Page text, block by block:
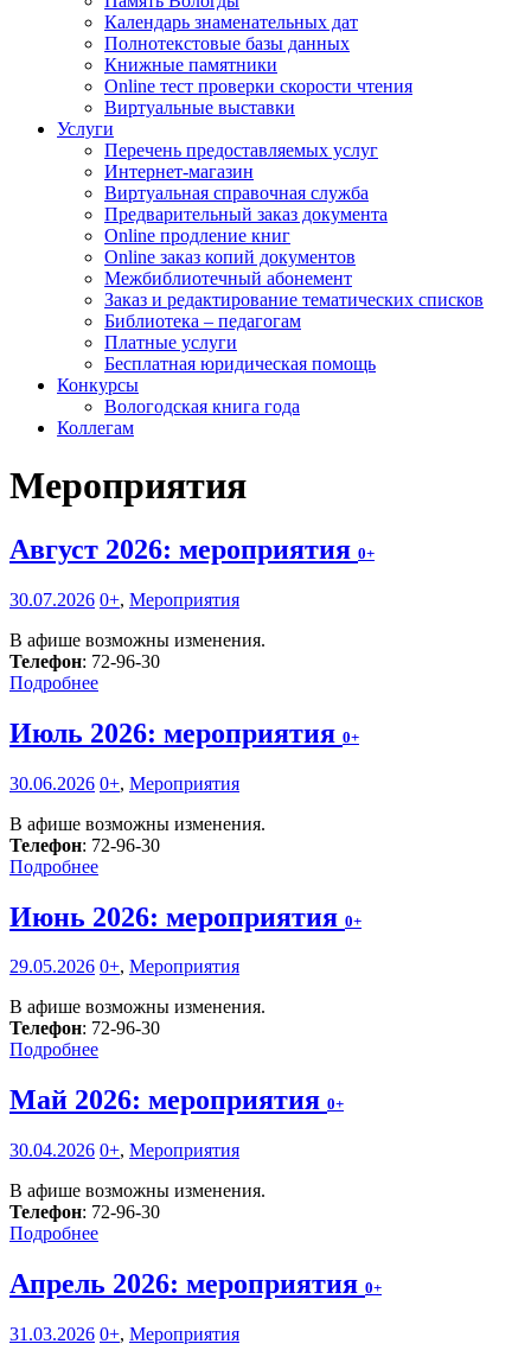
Календарь знаменательных дат
Полнотекстовые базы данных
Книжные памятники
Online тест проверки скорости чтения
Виртуальные выставки
Услуги
Перечень предоставляемых услуг
Интернет-магазин
Виртуальная справочная служба
Предварительный заказ документа
Online продление книг
Online заказ копий документов
Межбиблиотечный абонемент
Заказ и редактирование тематических списков
Библиотека – педагогам
Платные услуги
Бесплатная юридическая помощь
Конкурсы
Вологодская книга года
Коллегам
Мероприятия
Август 2026: мероприятия 0+
30.07.2026 0+, Мероприятия
В афише возможны изменения.
Телефон: 72-96-30
Подробнее
Июль 2026: мероприятия 0+
30.06.2026 0+, Мероприятия
В афише возможны изменения.
Телефон: 72-96-30
Подробнее
Июнь 2026: мероприятия 0+
29.05.2026 0+, Мероприятия
В афише возможны изменения.
Телефон: 72-96-30
Подробнее
Май 2026: мероприятия 0+
30.04.2026 0+, Мероприятия
В афише возможны изменения.
Телефон: 72-96-30
Подробнее
Апрель 2026: мероприятия 0+
31.03.2026 0+, Мероприятия